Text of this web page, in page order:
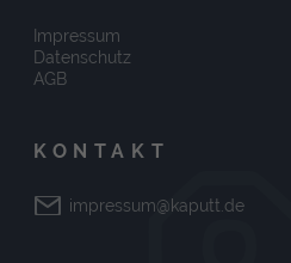
Impressum
Datenschutz
AGB
KONTAKT
impressum@kaputt.de